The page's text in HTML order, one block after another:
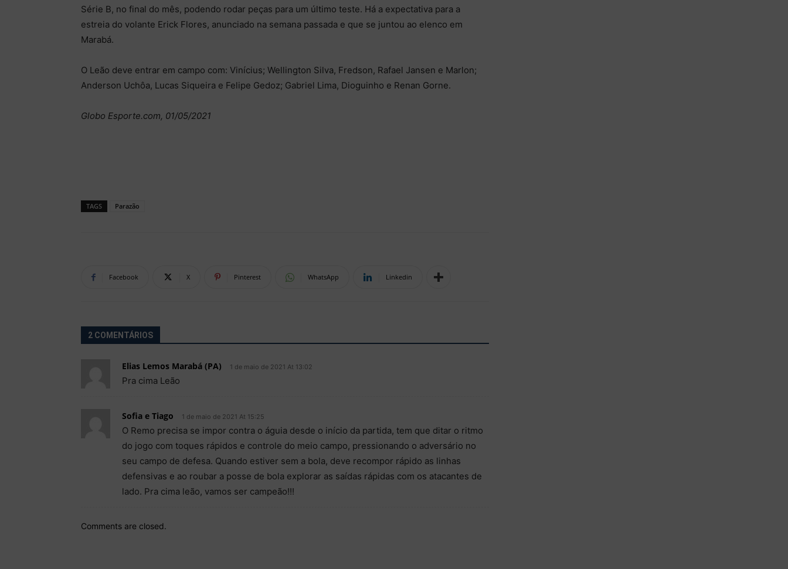
Série B, no final do mês, podendo rodar peças para um último teste. Há a expectativa para a
estreia do volante Erick Flores, anunciado na semana passada e que se juntou ao elenco em
Marabá.
O Leão deve entrar em campo com: Vinícius; Wellington Silva, Fredson, Rafael Jansen e Marlon;
Anderson Uchôa, Lucas Siqueira e Felipe Gedoz; Gabriel Lima, Dioguinho e Renan Gorne.
Globo Esporte.com, 01/05/2021
TAGS Parazão
Facebook X Pinterest WhatsApp Linkedin
2 COMENTÁRIOS
Elias Lemos Marabá (PA) 1 de maio de 2021 At 13:02
Pra cima Leão
Sofia e Tiago 1 de maio de 2021 At 15:25
O Remo precisa se impor contra o águia desde o início da partida, tem que ditar o ritmo
do jogo com toques rápidos e controle do meio campo, pressionando o adversário no
seu campo de defesa. Quando estiver sem a bola, deve recompor rápido as linhas
defensivas e ao roubar a posse de bola explorar as saídas rápidas com os atacantes de
lado. Pra cima leão, vamos ser campeão!!!
Comments are closed.